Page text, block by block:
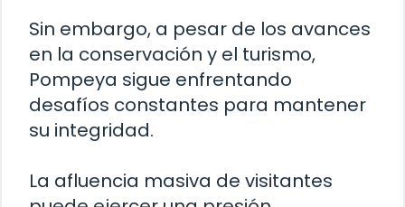
Sin embargo, a pesar de los avances
en la conservación y el turismo,
Pompeya sigue enfrentando
desafíos constantes para mantener
su integridad.
La afluencia masiva de visitantes